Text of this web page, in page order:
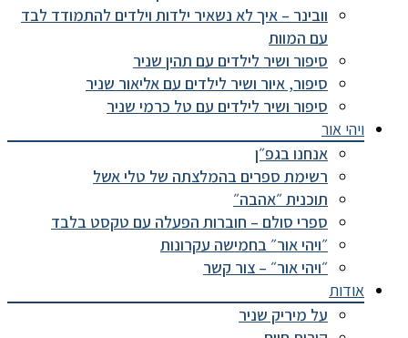
וובינר – איך לא נשאיר ילדות וילדים להתמודד לבד
עם המוות
סיפור ושיר לילדים עם תהין שניר
סיפור, איור ושיר לילדים עם אליאור שניר
סיפור ושיר לילדים עם טל כרמי שניר
ויהי אור
אנחנו בגפ״ן
רשימת ספרים בהמלצתה של טלי אשל
תוכנית ״אהבה״
ספרי סולם – חוברות הפעלה עם טקסט בלבד
״ויהי אור״ בחמישה עקרונות
״ויהי אור״ – צור קשר
אודות
על מיריק שניר